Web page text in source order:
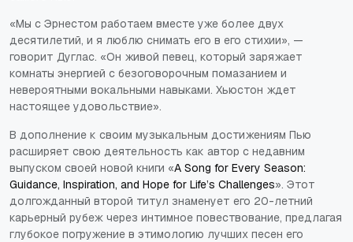
«Мы с Эрнестом работаем вместе уже более двух
десятилетий, и я люблю снимать его в его стихии», —
говорит Дуглас. «Он живой певец, который заряжает
комнаты энергией с безоговорочным помазанием и
невероятными вокальными навыками. Хьюстон ждет
настоящее удовольствие».
В дополнение к своим музыкальным достижениям Пью
расширяет свою деятельность как автор с недавним
выпуском своей новой книги «A Song for Every Season:
Guidance, Inspiration, and Hope for Life’s Challenges». Этот
долгожданный второй титул знаменует его 20-летний
карьерный рубеж через интимное повествование, предлагая
глубокое погружение в этимологию лучших песен его